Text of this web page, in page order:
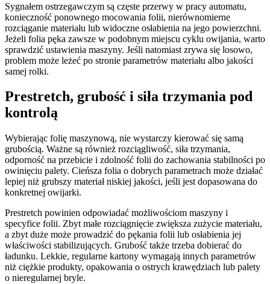
Sygnałem ostrzegawczym są częste przerwy w pracy automatu,
konieczność ponownego mocowania folii, nierównomierne
rozciąganie materiału lub widoczne osłabienia na jego powierzchni.
Jeżeli folia pęka zawsze w podobnym miejscu cyklu owijania, warto
sprawdzić ustawienia maszyny. Jeśli natomiast zrywa się losowo,
problem może leżeć po stronie parametrów materiału albo jakości
samej rolki.
Prestretch, grubość i siła trzymania pod
kontrolą
Wybierając folię maszynową, nie wystarczy kierować się samą
grubością. Ważne są również rozciągliwość, siła trzymania,
odporność na przebicie i zdolność folii do zachowania stabilności po
owinięciu palety. Cieńsza folia o dobrych parametrach może działać
lepiej niż grubszy materiał niskiej jakości, jeśli jest dopasowana do
konkretnej owijarki.
Prestretch powinien odpowiadać możliwościom maszyny i
specyfice folii. Zbyt małe rozciągnięcie zwiększa zużycie materiału,
a zbyt duże może prowadzić do pękania folii lub osłabienia jej
właściwości stabilizujących. Grubość także trzeba dobierać do
ładunku. Lekkie, regularne kartony wymagają innych parametrów
niż ciężkie produkty, opakowania o ostrych krawędziach lub palety
o nieregularnej bryle.